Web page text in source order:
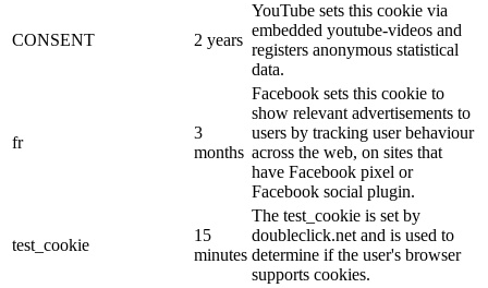
CONSENT 2 years
YouTube sets this cookie via
embedded youtube-videos and
registers anonymous statistical
data.
fr
3
months
Facebook sets this cookie to
show relevant advertisements to
users by tracking user behaviour
across the web, on sites that
have Facebook pixel or
Facebook social plugin.
test_cookie
15
minutes
The test_cookie is set by
doubleclick.net and is used to
determine if the user's browser
supports cookies.